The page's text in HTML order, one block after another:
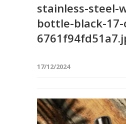
stainless-steel-
bottle-black-
17/12/2024